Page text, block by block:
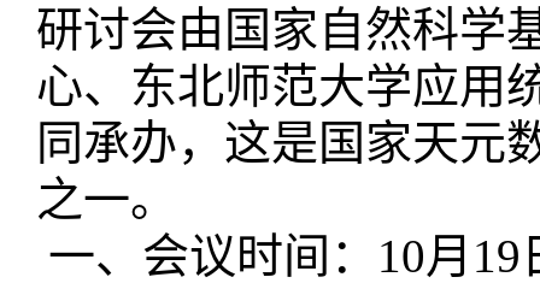
研讨会由国家自然科学
心、东北师范大学应用
同承办，这是国家天元
之一。
一、会议时间：10月19